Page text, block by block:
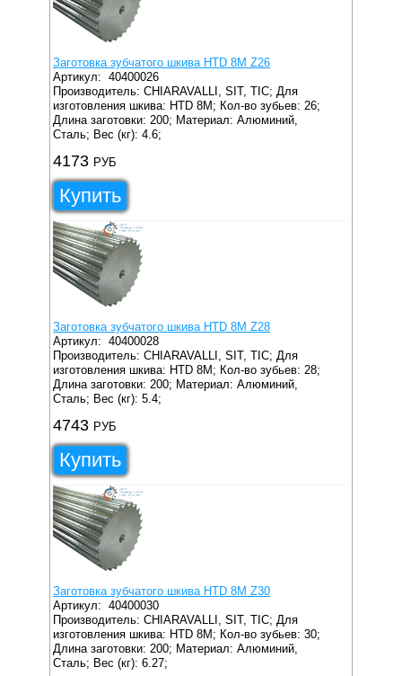
Заготовка зубчатого шкива HTD 8M Z26
Артикул:40400026
Производитель: CHIARAVALLI, SIT, TIC; Для
изготовления шкива: HTD 8M; Кол-во зубьев: 26;
Длина заготовки: 200; Материал: Алюминий,
Сталь; Вес (кг): 4.6;
4173 РУБ
Купить
Заготовка зубчатого шкива HTD 8M Z28
Артикул:40400028
Производитель: CHIARAVALLI, SIT, TIC; Для
изготовления шкива: HTD 8M; Кол-во зубьев: 28;
Длина заготовки: 200; Материал: Алюминий,
Сталь; Вес (кг): 5.4;
4743 РУБ
Купить
Заготовка зубчатого шкива HTD 8M Z30
Артикул:40400030
Производитель: CHIARAVALLI, SIT, TIC; Для
изготовления шкива: HTD 8M; Кол-во зубьев: 30;
Длина заготовки: 200; Материал: Алюминий,
Сталь; Вес (кг): 6.27;